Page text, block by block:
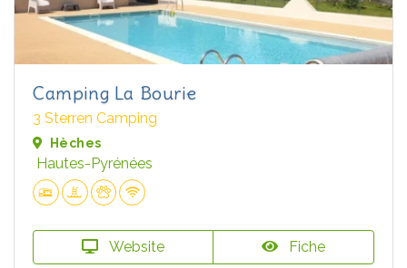
Camping La Bourie
3 Sterren Camping
Hèches
Hautes-Pyrénées
Website Fiche